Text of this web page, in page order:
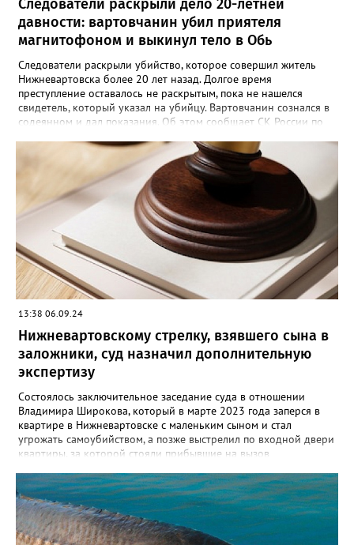
Следователи раскрыли дело 20-летней
давности: вартовчанин убил приятеля
магнитофоном и выкинул тело в Обь
Следователи раскрыли убийство, которое совершил житель
Нижневартовска более 20 лет назад. Долгое время
преступление оставалось не раскрытым, пока не нашелся
свидетель, который указал на убийцу. Вартовчанин сознался в
содеянном и дал показания. Об этом сообщает СК России по
декабря 2001 года 22 летний вартовчанин находился в
квартире по улице Менделеева вместе со своим 29-летним
знакомым. Произошла ссора и мужчина нанес приятелю
множественные удары руками и кассетным магнитофоном в
голову. От полученных травм он скончался. Вартовчанин
испугался и выбросил тело в Обь. Уголовное дело с
обвинительным заключением направлено в суд для
рассмотрения. Вартовчанину грозит до пятнадцати лет
лишения свободы.
13:38 06.09.24
Нижневартовскому стрелку, взявшего сына в
заложники, суд назначил дополнительную
экспертизу
Состоялось заключительное заседание суда в отношении
Владимира Широкова, который в марте 2023 года заперся в
квартире в Нижневартовске с маленьким сыном и стал
угрожать самоубийством, а позже выстрелил по входной двери
квартиры, за которой стояли прибывшие на вызов
квартиры и подвала дома. В происшествии никто не пострадал,
силовики договорились с Широковым, он отпустил ребенка и
сдался сам. Как рассказал Gorod3466.ru источник, знакомый с
ситуацией, на заседании суда было принято постановление
провести дополнительную экспертизу из-за недостоверности